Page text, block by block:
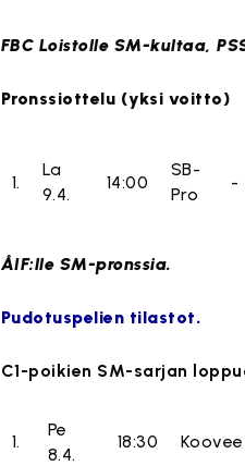
FBC Loistolle SM-kultaa,
Pronssiottelu (yksi voitto)
1.
La
9.4.
14:00
SB-
Pro
-
ÅIF:lle SM-pronssia.
Pudotuspelien tilastot.
C1-poikien SM-sarjan
1.
Pe
8.4.
18:30 Koovee